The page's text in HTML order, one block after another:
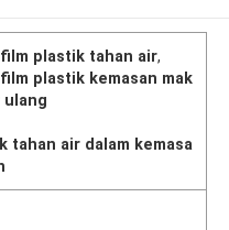
plastik tahan air,
plastik kemasan mak
ulang
tahan air dalam kemasa